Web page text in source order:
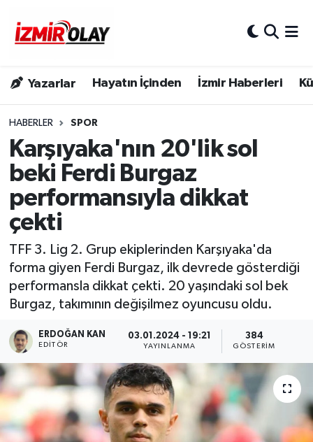
Yazarlar Hayatın İçinden İzmir Haberleri
HABERLER SPOR
Karşıyaka'nın 20'lik sol
beki Ferdi Burgaz
performansıyla dikkat
çekti
TFF 3. Lig 2. Grup ekiplerinden Karşıyaka'da
forma giyen Ferdi Burgaz, ilk devrede gösterdiği
performansla dikkat çekti. 20 yaşındaki sol bek
Burgaz, takımının değişilmez oyuncusu oldu.
ERDOĞAN KAN
EDITÖR
03.01.2024 - 19:21
YAYINLANMA
384
GÖSTERIM
Konak Trafik Yoğunluk Haritası
Süper Lig Puan Durumu ve Fikstür
Tüm Manşetler
Son Dakika Haberleri
Haber Arşivi